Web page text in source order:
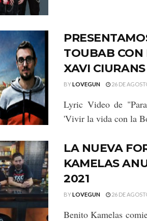
TOUBAB CON
XAVI CIURANS
BYLOVEGUN 26 DE
Lyric Video de
'Vivir la vida con la
LA NUEVA
KAMELAS
2021
BYLOVEGUN 26 DE
Benito Kamelas